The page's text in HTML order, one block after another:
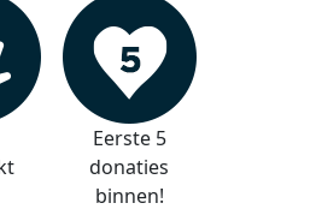
Eerste 5
donaties
binnen!